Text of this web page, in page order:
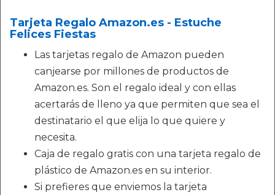
Tarjeta Regalo Amazon.es - Estuche
Felices Fiestas
Las tarjetas regalo de Amazon pueden
canjearse por millones de productos de
Amazon.es. Son el regalo ideal y con ellas
acertarás de lleno ya que permiten que sea el
destinatario el que elija lo que quiere y
necesita.
Caja de regalo gratis con una tarjeta regalo de
plástico de Amazon.es en su interior.
Si prefieres que enviemos la tarjeta